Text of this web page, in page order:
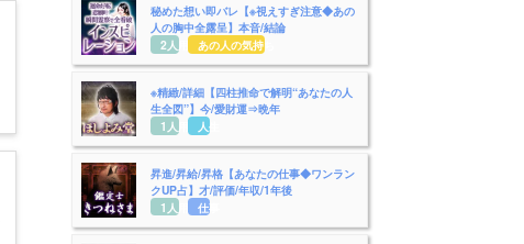
秘めた想い即バレ【※視えすぎ注意◆あの
人の胸中全露呈】本音/結論
2人用 あの人の気持ち
※精緻/詳細【四柱推命で解明“あなたの人
生全図”】今/愛財運⇒晩年
1人用
人生
昇進/昇給/昇格【あなたの仕事◆ワンラン
クUP占】才/評価/年収/1年後
1人用 仕事